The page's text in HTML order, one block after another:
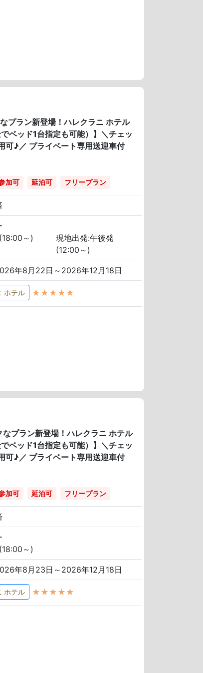
プラン新登場！ハレクラニ ホテル
ベッド1台指定も可能）】＼チェッ
可♪／ プライベート専用送迎車付
加可 延泊可 フリープラン
～)
現地出発:午後発
(12:00～)
年8月22日～2026年12月18日
ホテル ★★★★★
プラン新登場！ハレクラニ ホテル
ベッド1台指定も可能）】＼チェッ
可♪／ プライベート専用送迎車付
加可 延泊可 フリープラン
～)
年8月23日～2026年12月18日
ホテル ★★★★★